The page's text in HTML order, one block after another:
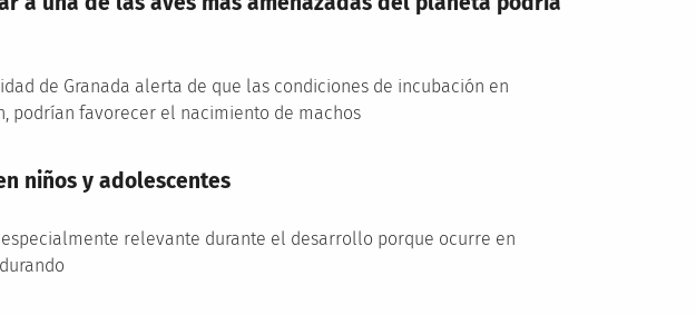
de Granada alerta de que las condiciones de incubación en
podrían favorecer el nacimiento de machos
niños y adolescentes
relevante durante el desarrollo porque ocurre en